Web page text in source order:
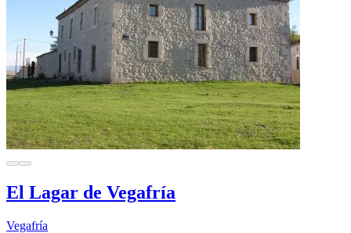
El Lagar de Vegafría
Vegafría